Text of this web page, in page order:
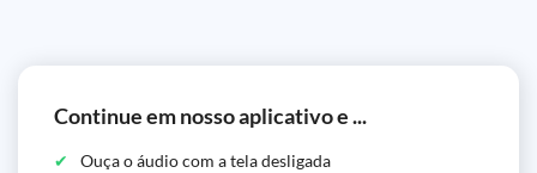
Continue em nosso aplicativo e ...
Ouça o áudio com a tela desligada